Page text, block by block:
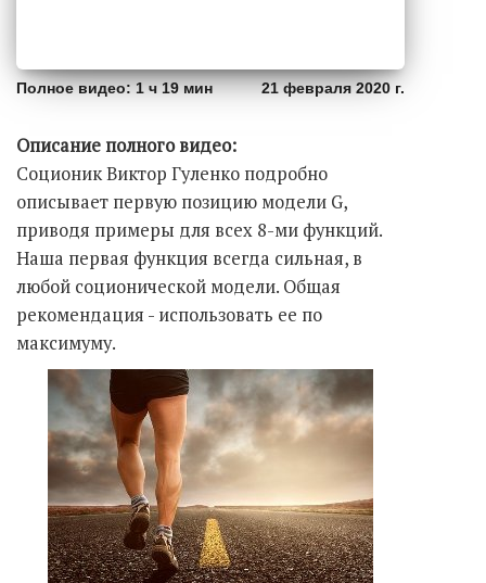
Полное видео: 1 ч 19 мин 21 февраля 2020 г.
Описание полного видео:
Соционик Виктор Гуленко подробно
описывает первую позицию модели G,
приводя примеры для всех 8-ми функций.
Наша первая функция всегда сильная, в
любой соционической модели. Общая
рекомендация - использовать ее по
максимуму.